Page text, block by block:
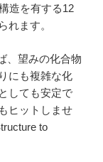
造を有する12
れます。
、望みの化合物
にも複雑な化
しても安定で
ヒットしませ
to